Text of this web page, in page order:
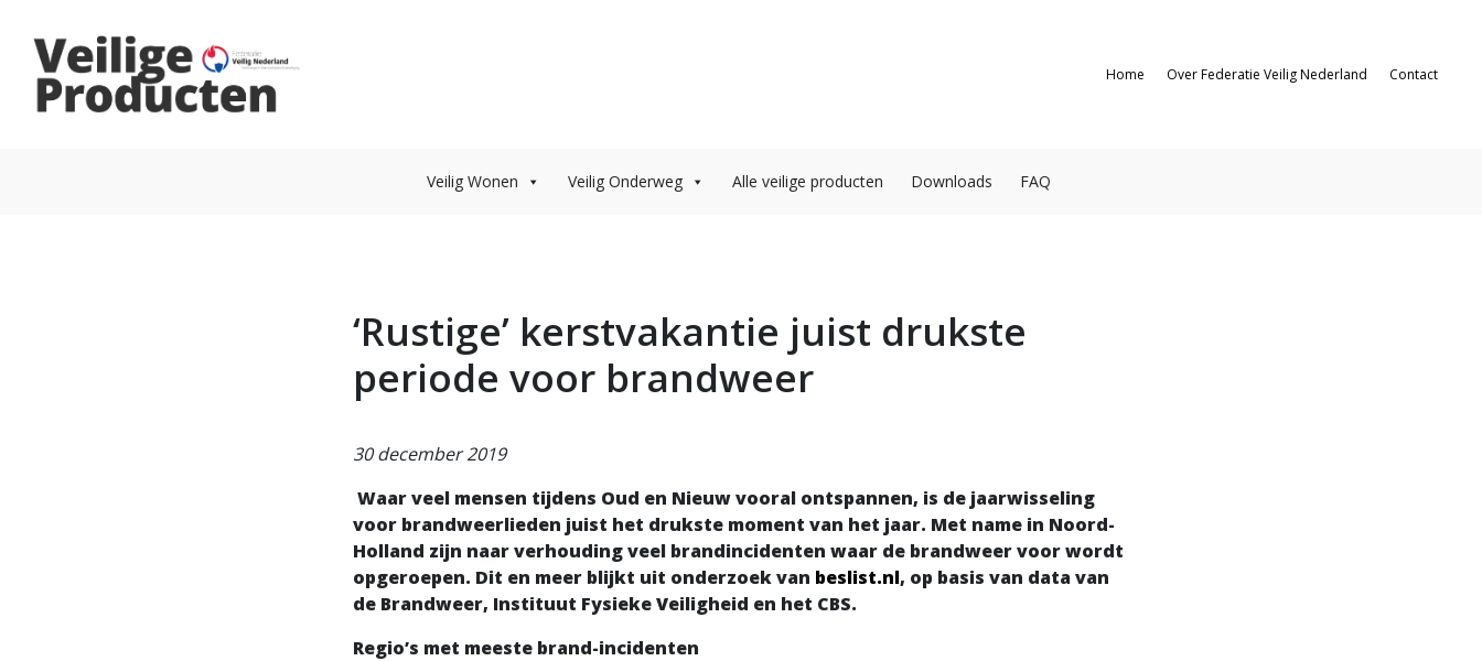
Home Over Federatie Veilig Nederland Contact
Veilig Wonen Veilig Onderweg Alle veilige producten Downloads FAQ
‘Rustige’ kerstvakantie juist drukste
periode voor brandweer
30 december 2019
Waar veel mensen tijdens Oud en Nieuw vooral ontspannen, is de jaarwisseling
voor brandweerlieden juist het drukste moment van het jaar. Met name in Noord-
Holland zijn naar verhouding veel brandincidenten waar de brandweer voor wordt
opgeroepen. Dit en meer blijkt uit onderzoek van beslist.nl, op basis van data van
de Brandweer, Instituut Fysieke Veiligheid en het CBS.
Regio’s met meeste brand-incidenten